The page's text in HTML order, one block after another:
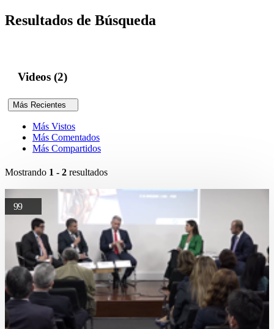
Resultados de Búsqueda
Videos (2)
Más Recientes
Más Vistos
Más Comentados
Más Compartidos
Mostrando 1 - 2 resultados
99